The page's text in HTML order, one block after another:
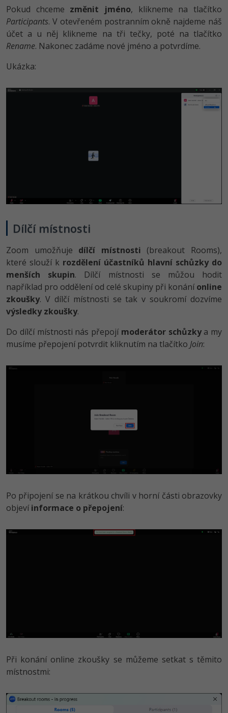
Pokud chceme změnit jméno, klikneme na tlačítko
Participants. V otevřeném postranním okně najdeme náš
účet a u něj klikneme na tři tečky, poté na tlačítko
Rename. Nakonec zadáme nové jméno a potvrdíme.
Ukázka:
Dílčí místnosti
Zoom umožňuje dílčí místnosti (breakout Rooms),
které slouží k rozdělení účastníků hlavní schůzky do
menších skupin. Dílčí místnosti se můžou hodit
například pro oddělení od celé skupiny při konáníonline
zkoušky. V dílčí místnosti se tak v soukromí dozvíme
výsledky zkoušky.
Do dílčí místnosti nás přepojí moderátor schůzkya my
musíme přepojení potvrdit kliknutím na tlačítko Join:
Po připojení se na krátkou chvíli v horní části obrazovky
objevíinformace o přepojení:
Při konání online zkoušky se můžeme setkat s těmito
místnostmi: